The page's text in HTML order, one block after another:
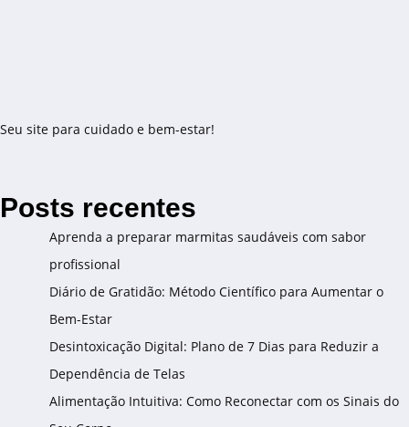
Seu site para cuidado e bem-estar!
Posts recentes
Aprenda a preparar marmitas saudáveis com sabor
profissional
Diário de Gratidão: Método Científico para Aumentar o
Bem-Estar
Desintoxicação Digital: Plano de 7 Dias para Reduzir a
Dependência de Telas
Alimentação Intuitiva: Como Reconectar com os Sinais do